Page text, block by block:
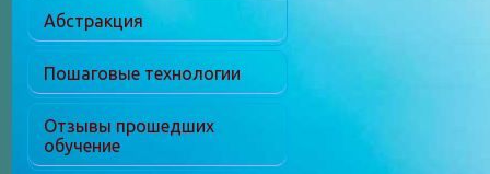
Абстракция
Пошаговые технологии
Отзывы прошедших
обучение